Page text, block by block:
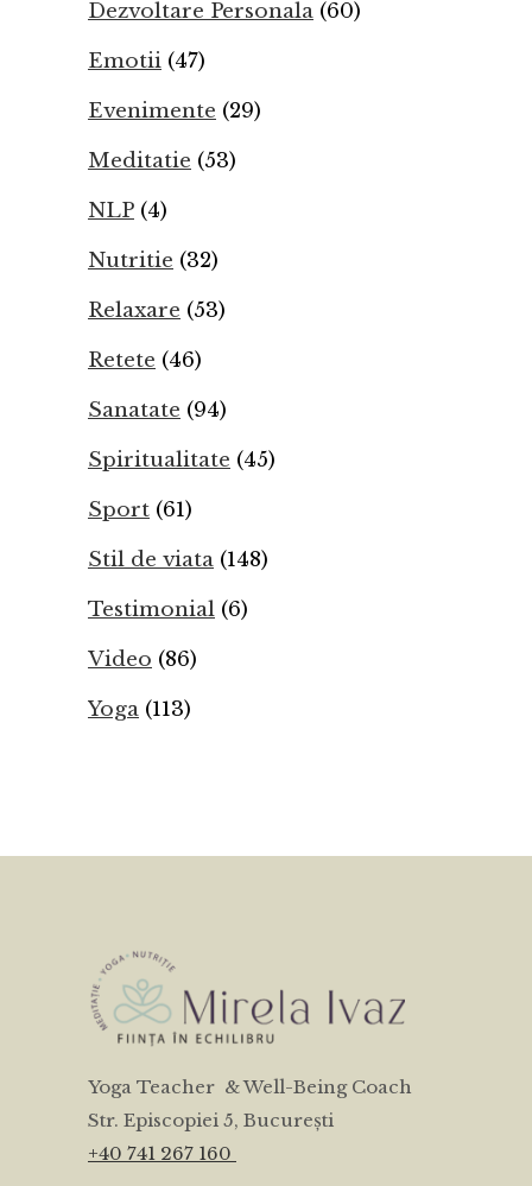
Dezvoltare Personala (60)
Emotii (47)
Evenimente (29)
Meditatie (53)
NLP (4)
Nutritie (32)
Relaxare (53)
Retete (46)
Sanatate (94)
Spiritualitate (45)
Sport (61)
Stil de viata (148)
Testimonial (6)
Video (86)
Yoga (113)
Yoga Teacher & Well-Being Coach
Str. Episcopiei 5, București
+40 741 267 160